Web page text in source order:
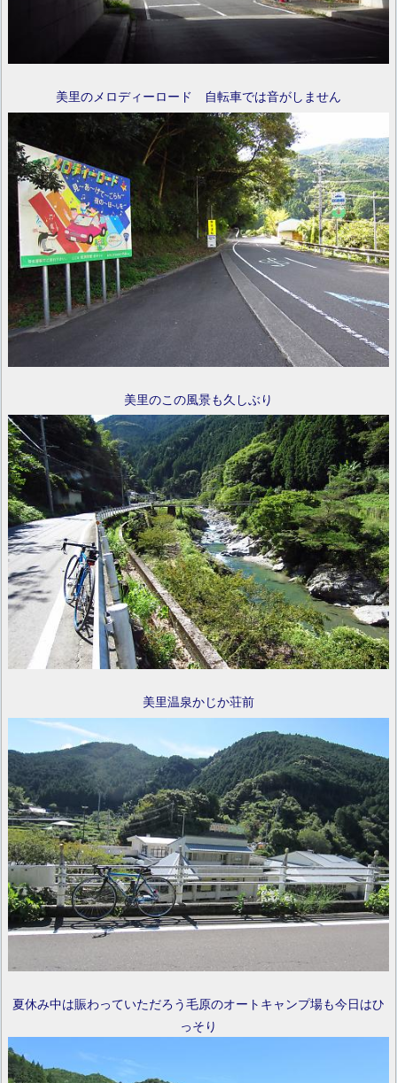
美里のメロディーロード 自転車では音がしません
美里のこの風景も久しぶり
美里温泉かじか荘前
夏休み中は賑わっていただろう毛原のオートキャンプ場も今日はひ
っそり